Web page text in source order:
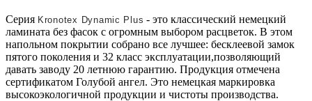
Серия Kronotex Dynamic Plus - это классический немецкий
ламината без фасок с огромным выбором расцветок. В этом
напольном покрытии собрано все лучшее: бесклеевой замок
пятого поколения и 32 класс эксплуатации,позволяющий
давать заводу 20 летнюю гарантию. Продукция отмечена
сертификатом Голубой ангел. Это немецкая маркировка
высокоэкологичной продукции и чистоты производства.